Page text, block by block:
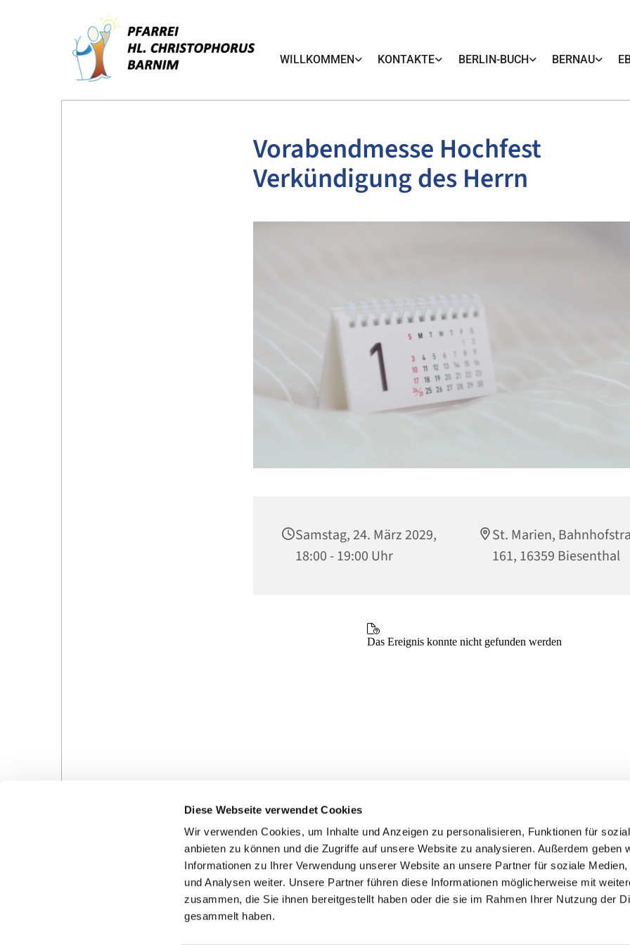
Diese Webseite verwendet Cookies
Wir verwenden Cookies, um Inhalte und Anzeigen zu personalisieren, Funktionen für
anbieten zu können und die Zugriffe auf unsere Website zu analysieren. Außerdem geben
Informationen zu Ihrer Verwendung unserer Website an unsere Partner für soziale Medien,
und Analysen weiter. Unsere Partner führen diese Informationen möglicherweise mit
zusammen, die Sie ihnen bereitgestellt haben oder die sie im Rahmen Ihrer Nutzung der
gesammelt haben.
WILLKOMMEN KONTAKTE BERLIN-BUCH BERNAU
Vorabendmesse Hochfest
Verkündigung des Herrn
Samstag, 24. März 2029,
18:00 - 19:00 Uhr
St. Marien,
161, 16359 Biesenthal
Veranstaltungen in der
Pfarrei
Kontakte
Ansprechpersonen zum Schutz vor
sexualisierter Gewalt